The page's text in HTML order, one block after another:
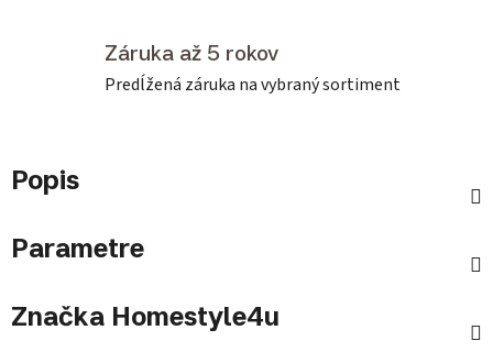
Záruka až 5 rokov
Predĺžená záruka na vybraný sortiment
Popis
Parametre
Značka Homestyle4u